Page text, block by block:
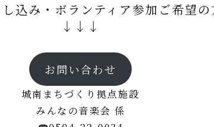
込み・ボランティア参加ご希望の
↓↓↓
お問い合わせ
城南まちづくり拠点施設
みんなの音楽会 係